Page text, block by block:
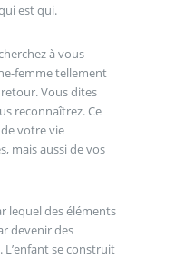
est qui.
à vous
femme tellement
Vous dites
reconnaîtrez. Ce
votre vie
mais aussi de vos
lequel des éléments
devenir des
se construit